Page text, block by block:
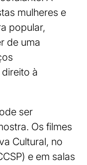
mulheres e
popular,
de uma
à
ser
Os filmes
Cultural, no
e em salas